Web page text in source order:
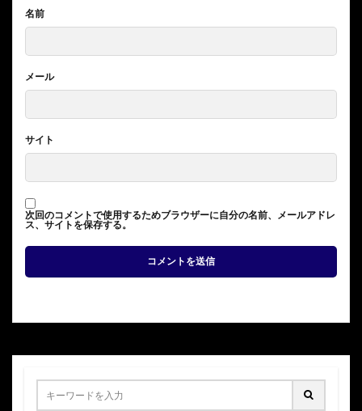
名前
メール
サイト
次回のコメントで使用するためブラウザーに自分の名前、メールアドレ
ス、サイトを保存する。